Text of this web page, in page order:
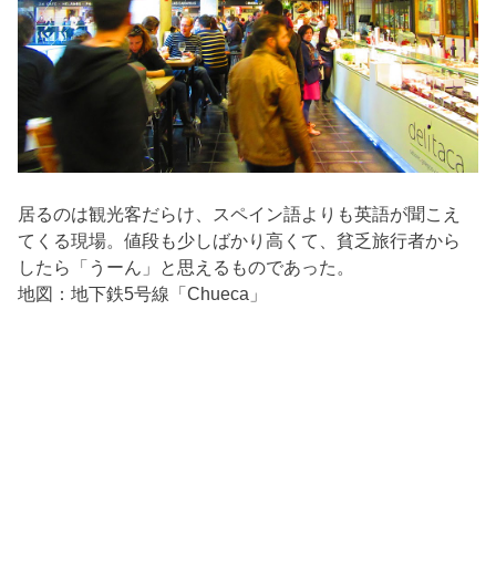
居るのは観光客だらけ、スペイン語よりも英語が聞こえ
てくる現場。値段も少しばかり高くて、貧乏旅行者から
したら「うーん」と思えるものであった。
地図：地下鉄5号線「Chueca」